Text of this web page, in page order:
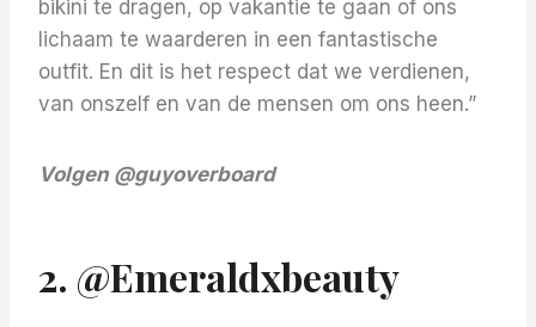
bikini te dragen, op vakantie te gaan of ons
lichaam te waarderen in een fantastische
outfit. En dit is het respect dat we verdienen,
van onszelf en van de mensen om ons heen.”
Volgen @guyoverboard
2. @emeraldxbeauty